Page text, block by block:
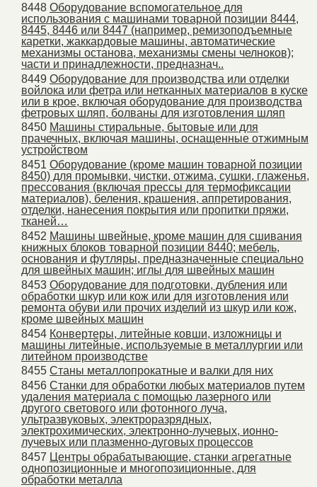
8448 Оборудование вспомогательное для
использования с машинами товарной позиции 8444,
8445, 8446 или 8447 (например, ремизоподъемные
каретки, жаккардовые машины, автоматические
механизмы останова, механизмы смены челноков);
части и принадлежности, предназнач..
8449 Оборудование для производства или отделки
войлока или фетра или нетканных материалов в куске
или в крое, включая оборудование для производства
фетровых шляп, болваны для изготовления шляп
8450 Машины стиральные, бытовые или для
прачечных, включая машины, оснащенные отжимным
устройством
8451 Оборудование (кроме машин товарной позиции
8450) для промывки, чистки, отжима, сушки, глаженья,
прессования (включая прессы для термофиксации
материалов), беления, крашения, аппретирования,
отделки, нанесения покрытия или пропитки пряжи,
тканей…
8452 Машины швейные, кроме машин для сшивания
книжных блоков товарной позиции 8440; мебель,
основания и футляры, предназначенные специально
для швейных машин; иглы для швейных машин
8453 Оборудование для подготовки, дубления или
обработки шкур или кож или для изготовления или
ремонта обуви или прочих изделий из шкур или кож,
кроме швейных машин
8454 Конвертеры, литейные ковши, изложницы и
машины литейные, используемые в металлургии или
литейном производстве
8455 Станы металлопрокатные и валки для них
8456 Станки для обработки любых материалов путем
удаления материала с помощью лазерного или
другого светового или фотонного луча,
ультразвуковых, электроразрядных,
электрохимических, электронно-лучевых, ионно-
лучевых или плазменно-дуговых процессов
8457 Центры обрабатывающие, станки агрегатные
однопозиционные и многопозиционные, для
обработки металла